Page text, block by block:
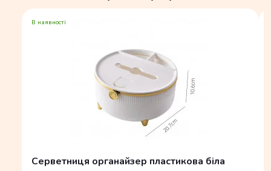
В наявності
Серветниця органайзер пластикова біла